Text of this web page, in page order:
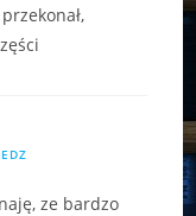
ze bardzo